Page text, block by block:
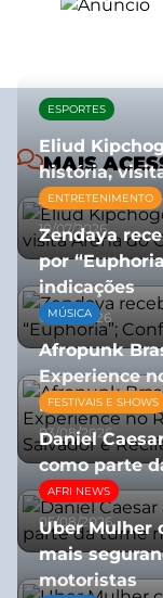
MAIS
ESPORTES
Eliud
história,
Alegre
10/07/2026
ENTRETENIMENTO
Zendaya
por
indicações
08/07/2026
MÚSICA
Afropunk
Experience
para
03/08/2026
FESTIVAIS E SHOWS
Daniel
como parte
Spergy’
05/08/2026
AFRI NEWS
Uber Mulher
mais
motoristas